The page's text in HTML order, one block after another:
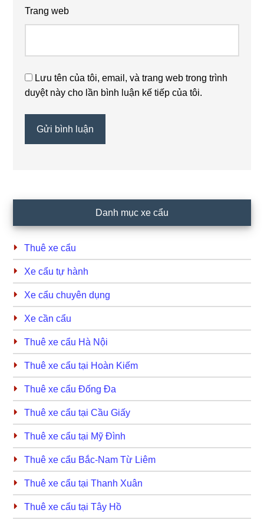
Trang web
Lưu tên của tôi, email, và trang web trong trình
duyệt này cho lần bình luận kế tiếp của tôi.
Sidebar
Danh mục xe cẩu
Thuê xe cẩu
Xe cẩu tự hành
Xe cẩu chuyên dụng
Xe cần cẩu
Thuê xe cẩu Hà Nội
Thuê xe cẩu tại Hoàn Kiếm
Thuê xe cẩu Đống Đa
Thuê xe cẩu tại Cầu Giấy
Thuê xe cẩu tại Mỹ Đình
Thuê xe cẩu Bắc-Nam Từ Liêm
Thuê xe cẩu tại Thanh Xuân
Thuê xe cẩu tại Tây Hồ